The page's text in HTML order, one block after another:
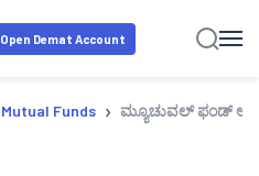
Open Demat Account
Mutual Funds › ಮ್ಯೂಚುವಲ್ ಫಂಡ್